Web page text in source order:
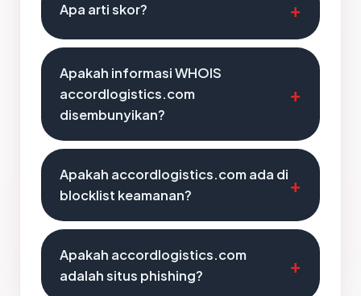
Apa arti skor?
Apakah informasi WHOIS
accordlogistics.com
disembunyikan?
Apakah accordlogistics.com ada di
blocklist keamanan?
Apakah accordlogistics.com
adalah situs phishing?